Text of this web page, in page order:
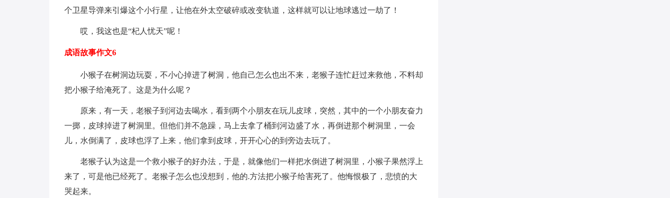
个卫星导弹来引爆这个小行星，让他在外太空破碎或改变轨道，这样就可以让地球逃过一劫了！
哎，我这也是“杞人忧天”呢！
成语故事作文6
小猴子在树洞边玩耍，不小心掉进了树洞，他自己怎么也出不来，老猴子连忙赶过来救他，不料却
把小猴子给淹死了。这是为什么呢？
原来，有一天，老猴子到河边去喝水，看到两个小朋友在玩儿皮球，突然，其中的一个小朋友奋力
一掷，皮球掉进了树洞里。但他们并不急躁，马上去拿了桶到河边盛了水，再倒进那个树洞里，一会
儿，水倒满了，皮球也浮了上来，他们拿到皮球，开开心心的到旁边去玩了。
老猴子认为这是一个救小猴子的好办法，于是，就像他们一样把水倒进了树洞里，小猴子果然浮上
来了，可是他已经死了。老猴子怎么也没想到，他的.方法把小猴子给害死了。他悔恨极了，悲愤的大
哭起来。